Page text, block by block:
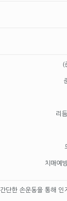
(
리
치매예
간단한 손운동을 통해 인